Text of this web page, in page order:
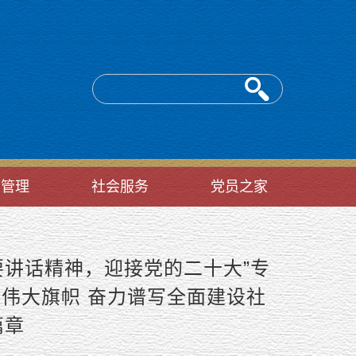
理 社会服务 党员之家
话精神，迎接党的二十大”专
大旗帜 奋力谱写全面建设社
章